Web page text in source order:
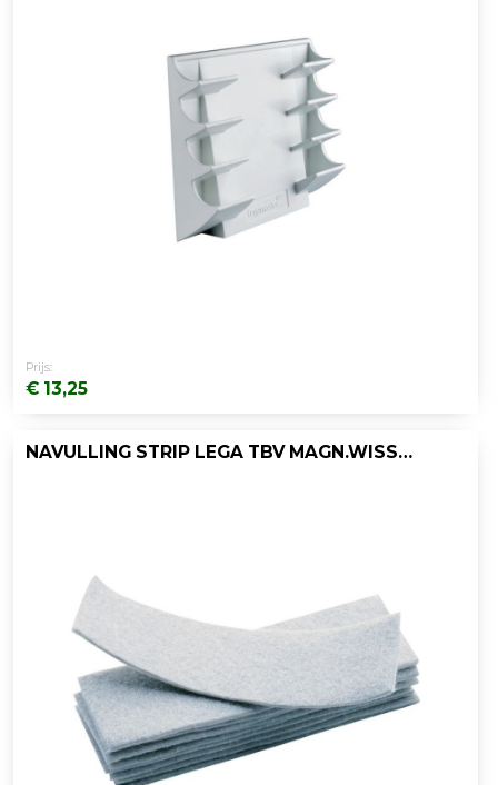
Prijs:
€ 13,25
NAVULLING STRIP LEGA TBV MAGN.WISSER/D10